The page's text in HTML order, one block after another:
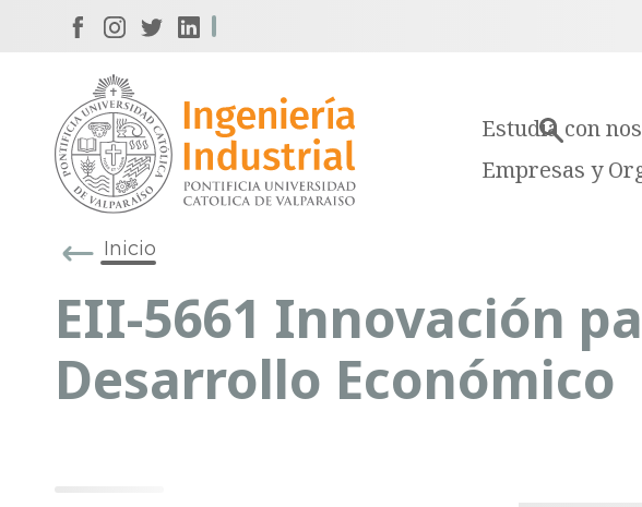
Estudia con
Empresas y
Inicio
EII-5661 Innovación
Desarrollo Económico